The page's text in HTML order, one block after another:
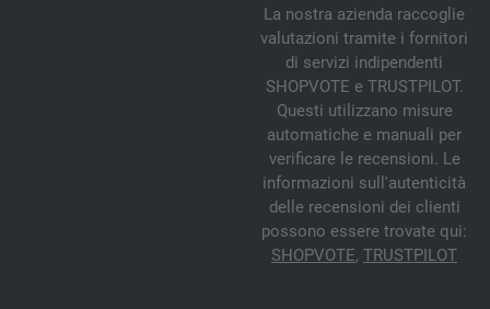
La nostra azienda raccoglie
valutazioni tramite i fornitori
di servizi indipendenti
SHOPVOTE e TRUSTPILOT.
Questi utilizzano misure
automatiche e manuali per
verificare le recensioni. Le
informazioni sull'autenticità
delle recensioni dei clienti
possono essere trovate qui:
SHOPVOTE, TRUSTPILOT